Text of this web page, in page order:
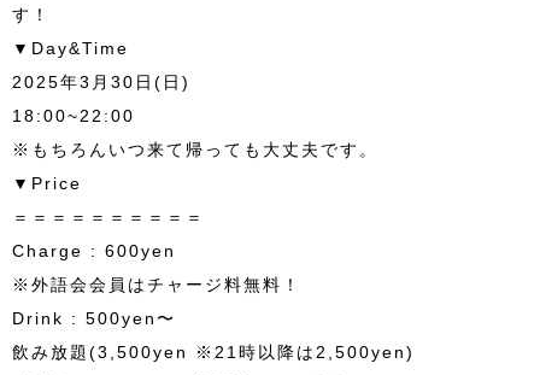
す！
▼Day&Time
2025年3月30日(日)
18:00~22:00
※もちろんいつ来て帰っても大丈夫です。
▼Price
＝＝＝＝＝＝＝＝＝＝
Charge : 600yen
※外語会会員はチャージ料無料！
Drink : 500yen〜
飲み放題(3,500yen ※21時以降は2,500yen)